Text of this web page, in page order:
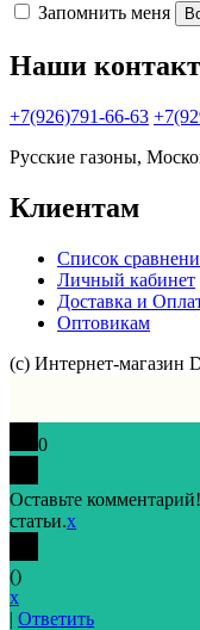
Запомнить меня
Наши
+7(926)791-66-63
Русские газоны,
Клиентам
Список
Личный кабинет
Доставка и
Оптовикам
(с) Интернет-магазин
0
Оставьте
статьи.x
()
x
| Ответить